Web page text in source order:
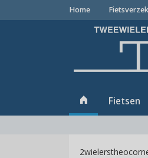
Home
Fietsen